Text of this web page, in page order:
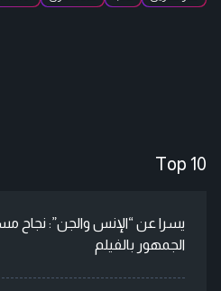
Top 10
يسرا عن “الإنس والجن”: نجاح
الجمهور بالفيلم